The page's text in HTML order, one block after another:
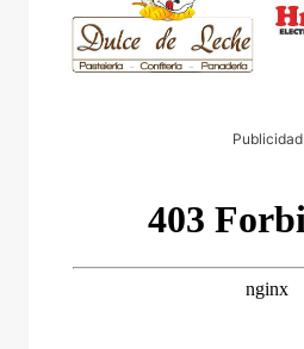
Publicidad